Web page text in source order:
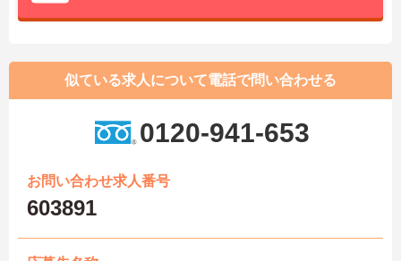
似ている求人について電話で問い合わせる
0120-941-653
お問い合わせ求人番号
603891